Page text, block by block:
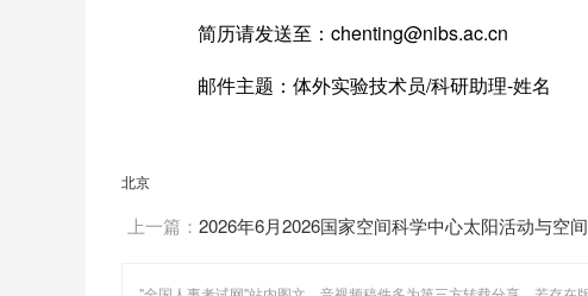
简历请发送至：chenting@nibs.ac.cn
邮件主题：体外实验技术员/科研助理-姓名
北京
上一篇： 2026年6月2026国家空间科学中心太阳活动与空间